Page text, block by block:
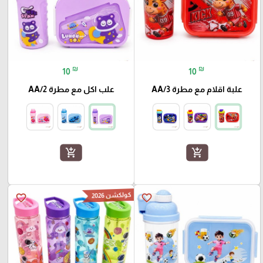
10 ₪
علبة اقلام مع مطرة AA/3
add_shopping_cart
10 ₪
علب اكل مع مطرة AA/2
add_shopping_cart
favorite_border
favorite_border كولكشن 2026